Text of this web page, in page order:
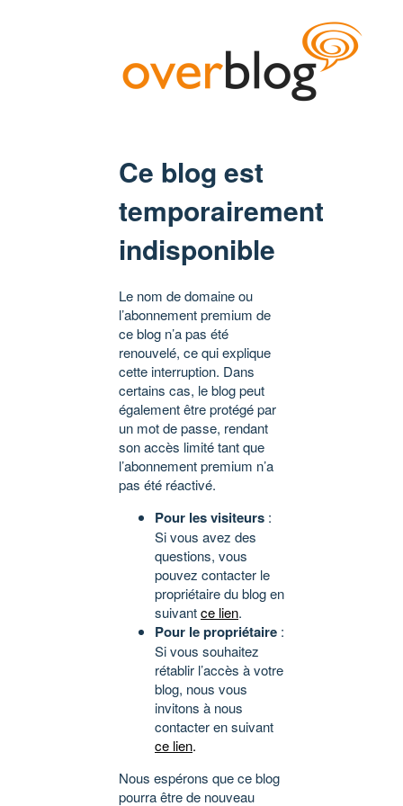
Ce blog est
temporairement
indisponible
Le nom de domaine ou
l’abonnement premium de
ce blog n’a pas été
renouvelé, ce qui explique
cette interruption. Dans
certains cas, le blog peut
également être protégé par
un mot de passe, rendant
son accès limité tant que
l’abonnement premium n’a
pas été réactivé.
Pour les visiteurs :
Si vous avez des
questions, vous
pouvez contacter le
propriétaire du blog en
suivantce lien.
Pour le propriétaire :
Si vous souhaitez
rétablir l’accès à votre
blog, nous vous
invitons à nous
contacter en suivant
ce lien.
Nous espérons que ce blog
pourra être de nouveau